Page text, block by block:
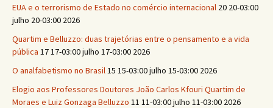
EUA e o terrorismo de Estado no comércio internacional 20 20-03:00
julho 20-03:00 2026
Quartim e Belluzzo: duas trajetórias entre o pensamento e a vida
pública 17 17-03:00 julho 17-03:00 2026
O analfabetismo no Brasil15 15-03:00 julho 15-03:00 2026
Elogio aos Professores Doutores João Carlos Kfouri Quartim de
Moraes e Luiz Gonzaga Belluzzo 11 11-03:00 julho 11-03:00 2026